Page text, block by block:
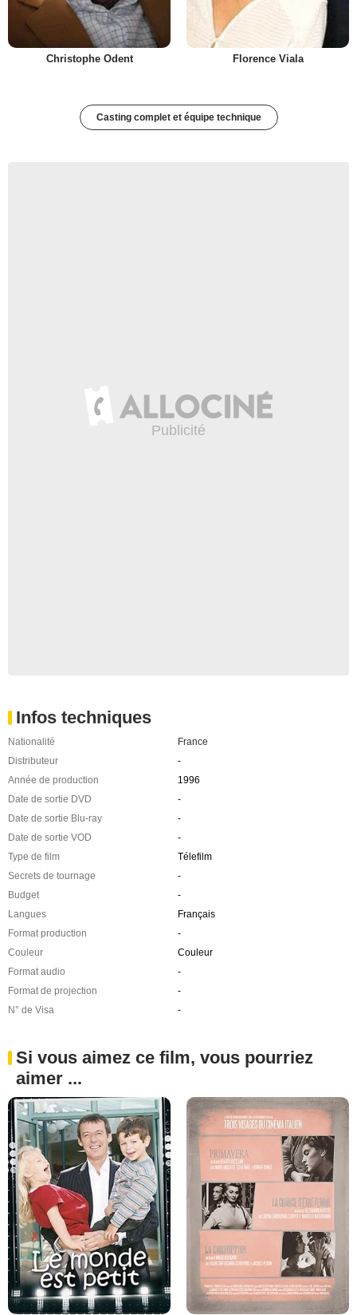
Christophe Odent Florence Viala
Casting complet et équipe technique
Infos techniques
Nationalité
France
Distributeur
-
Année de production
1996
Date de sortie DVD
-
Date de sortie Blu-ray
-
Date de sortie VOD
-
Type de film
Télefilm
Secrets de tournage
-
Budget
-
Langues
Français
Format production
-
Couleur
Couleur
Format audio
-
Format de projection
-
N° de Visa
-
Si vous aimez ce film, vous pourriez
aimer ...